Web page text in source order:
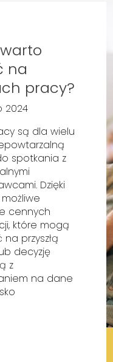
na
pracy?
2024
są dla wielu
spotkania z
Dzięki
cennych
które mogą
na przyszłą
decyzję
z
na dane